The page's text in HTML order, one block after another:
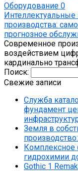
Оборудование 0
производства:
прогнозное
Современное
воздействием
кардинально
Поиск:
Свежие записи
Служба
фундамент
Земля в
Комплексное
гидрохимии
Gothic 1